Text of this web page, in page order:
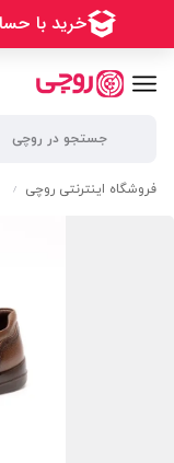
فروشگاه اینترنتی روچی /